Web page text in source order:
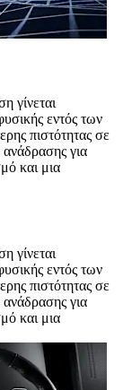
γίνεται
εντός των
πιστότητας σε
για
και μια
γίνεται
εντός των
πιστότητας σε
για
και μια